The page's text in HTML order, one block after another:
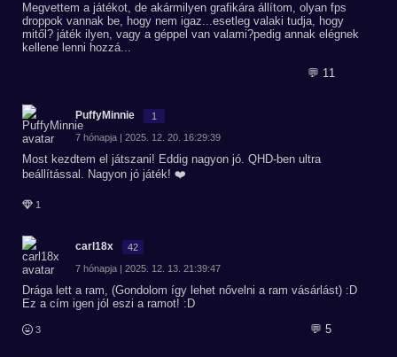
Megvettem a játékot, de akármilyen grafikára állítom, olyan fps
droppok vannak be, hogy nem igaz...esetleg valaki tudja, hogy
mitől? játék ilyen, vagy a géppel van valami?pedig annak elégnek
kellene lenni hozzá...
💬 11
PuffyMinnie 1
7 hónapja | 2025. 12. 20. 16:29:39
Most kezdtem el játszani! Eddig nagyon jó. QHD-ben ultra
beállítással. Nagyon jó játék! ❤️
1
carl18x 42
7 hónapja | 2025. 12. 13. 21:39:47
Drága lett a ram, (Gondolom így lehet nővelni a ram vásárlást) :D
Ez a cím igen jól eszi a ramot! :D
3 💬 5